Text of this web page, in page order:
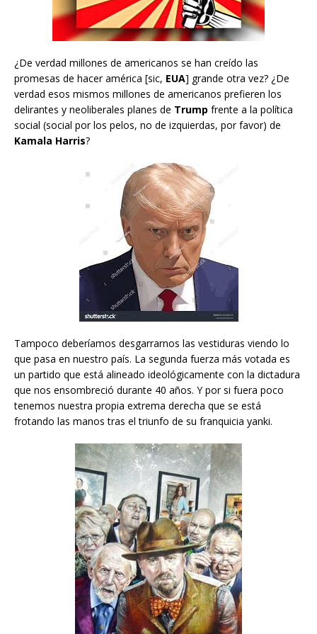
¿De verdad millones de americanos se han creído las
promesas de hacer américa [sic, EUA] grande otra vez? ¿De
verdad esos mismos millones de americanos prefieren los
delirantes y neoliberales planes de Trump frente a la política
social (social por los pelos, no de izquierdas, por favor) de
Kamala Harris?
Tampoco deberíamos desgarrarnos las vestiduras viendo lo
que pasa en nuestro país. La segunda fuerza más votada es
un partido que está alineado ideológicamente con la dictadura
que nos ensombreció durante 40 años. Y por si fuera poco
tenemos nuestra propia extrema derecha que se está
frotando las manos tras el triunfo de su franquicia yanki.